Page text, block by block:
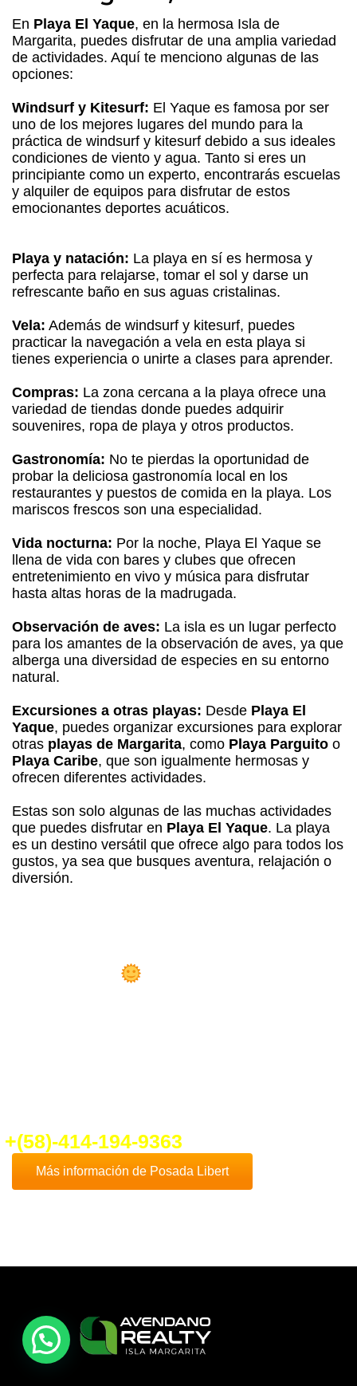
En Playa El Yaque, en la hermosa Isla de
Margarita, puedes disfrutar de una amplia variedad
de actividades. Aquí te menciono algunas de las
opciones:
Windsurf y Kitesurf: El Yaque es famosa por ser
uno de los mejores lugares del mundo para la
práctica de windsurf y kitesurf debido a sus ideales
condiciones de viento y agua. Tanto si eres un
principiante como un experto, encontrarás escuelas
y alquiler de equipos para disfrutar de estos
emocionantes deportes acuáticos.
Playa y natación: La playa en sí es hermosa y
perfecta para relajarse, tomar el sol y darse un
refrescante baño en sus aguas cristalinas.
Vela: Además de windsurf y kitesurf, puedes
practicar la navegación a vela en esta playa si
tienes experiencia o unirte a clases para aprender.
Compras: La zona cercana a la playa ofrece una
variedad de tiendas donde puedes adquirir
souvenires, ropa de playa y otros productos.
Gastronomía: No te pierdas la oportunidad de
probar la deliciosa gastronomía local en los
restaurantes y puestos de comida en la playa. Los
mariscos frescos son una especialidad.
Vida nocturna: Por la noche, Playa El Yaque se
llena de vida con bares y clubes que ofrecen
entretenimiento en vivo y música para disfrutar
hasta altas horas de la madrugada.
Observación de aves: La isla es un lugar perfecto
para los amantes de la observación de aves, ya que
alberga una diversidad de especies en su entorno
natural.
Excursiones a otras playas: Desde Playa El
Yaque, puedes organizar excursiones para explorar
otras playas de Margarita, como Playa Parguito o
Playa Caribe, que son igualmente hermosas y
ofrecen diferentes actividades.
Estas son solo algunas de las muchas actividades
que puedes disfrutar en Playa El Yaque. La playa
es un destino versátil que ofrece algo para todos los
gustos, ya sea que busques aventura, relajación o
diversión.
+(58)-414-194-9363
Más información de Posada Libert